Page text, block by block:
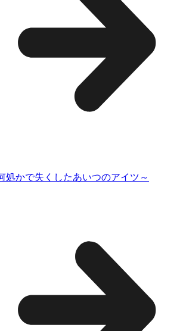
処かで失くしたあいつのアイツ～